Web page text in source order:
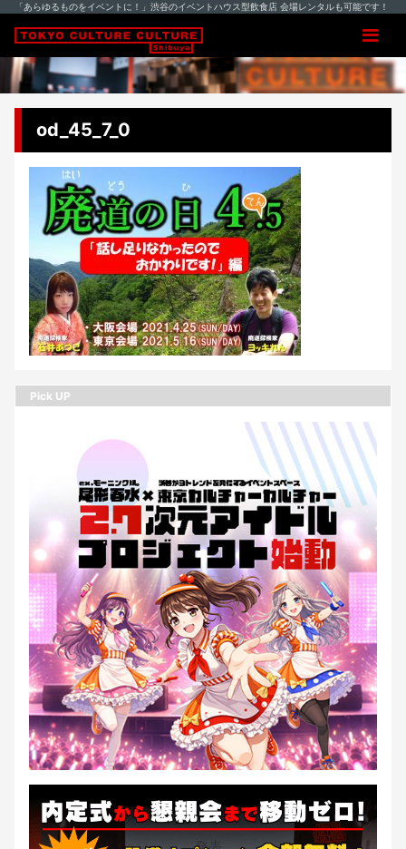
「あらゆるものをイベントに！」渋谷のイベントハウス型飲食店 会場レンタルも可能です！
od_45_7_0
Pick UP